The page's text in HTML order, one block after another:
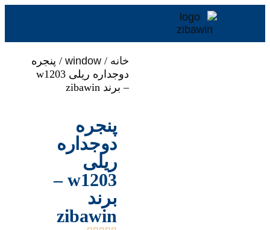
خانه /
window / پنجره
دوجداره ریلی w1203
– برند zibawin
پنجره
دوجداره
ریلی
w1203 –
برند
zibawin